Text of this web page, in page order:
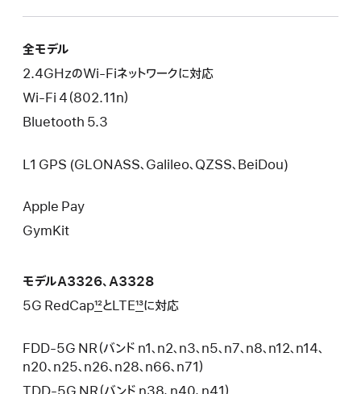
全モデル
2.4GHzのWi - Fiネットワークに対応
Wi - Fi 4（802.11n）
Bluetooth 5.3
L1 GPS (GLONASS、Galileo、QZSS、BeiDou)
Apple Pay
GymKit
モデルA3326、A3328
5G RedCap12とLTE13に対応
FDD-5G NR（バンド n1、n2、n3、n5、n7、n8、n12、n14、
n20、n25、n26、n28、n66、n71）